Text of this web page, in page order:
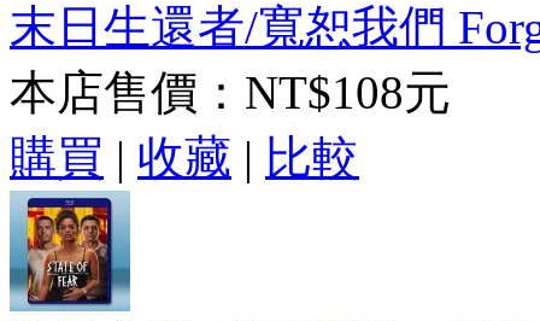
末日生還者/寬恕我們
本店售價： NT$108元
購買 | 收藏 | 比較